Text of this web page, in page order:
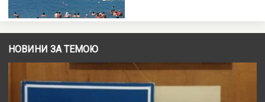
НОВИНИ ЗА ТЕМОЮ